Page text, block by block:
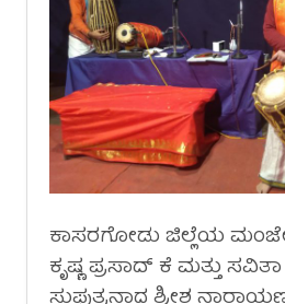
ಕಾಸರಗೋಡು ಜಿಲ್ಲೆಯ
ಕೃಷ್ಣ ಪ್ರಸಾದ್ ಕೆ ಮತ್ತು